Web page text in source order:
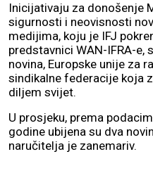
Inicijativaju za donošenje
sigurnosti i neovisnosti
medijima, koju je IFJ
predstavnici WAN-IFRA-e,
novina, Europske unije za
sindikalne federacije koja
diljem svijet.
U prosjeku, prema
godine ubijena su dva
naručitelja je zanemariv.